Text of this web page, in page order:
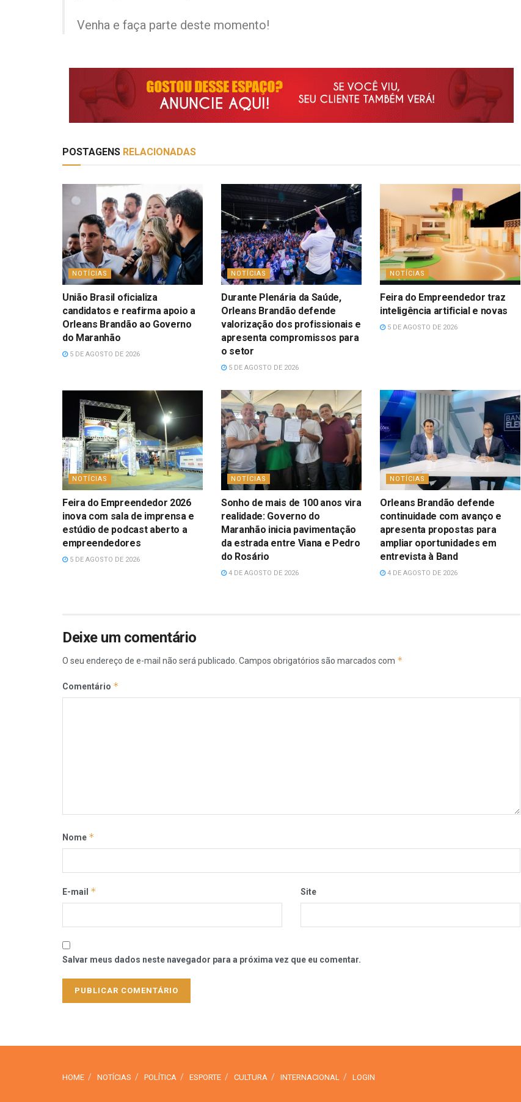
Venha e faça parte deste momento!
POSTAGENS RELACIONADAS
NOTÍCIAS
União Brasil oficializa
candidatos e reafirma apoio a
Orleans Brandão ao Governo
do Maranhão
5 DE AGOSTO DE 2026
NOTÍCIAS
Durante Plenária da Saúde,
Orleans Brandão defende
valorização dos profissionais e
apresenta compromissos para
o setor
5 DE AGOSTO DE 2026
NOTÍCIAS
Feira do Empreendedor traz
inteligência artificial e novas
5 DE AGOSTO DE 2026
NOTÍCIAS
Feira do Empreendedor 2026
inova com sala de imprensa e
estúdio de podcast aberto a
empreendedores
5 DE AGOSTO DE 2026
NOTÍCIAS
Sonho de mais de 100 anos vira
realidade: Governo do
Maranhão inicia pavimentação
da estrada entre Viana e Pedro
do Rosário
4 DE AGOSTO DE 2026
NOTÍCIAS
Orleans Brandão defende
continuidade com avanço e
apresenta propostas para
ampliar oportunidades em
entrevista à Band
4 DE AGOSTO DE 2026
Deixe um comentário
O seu endereço de e-mail não será publicado. Campos obrigatórios são marcados com *
Comentário *
Nome *
E-mail * Site
Salvar meus dados neste navegador para a próxima vez que eu comentar.
HOME NOTÍCIAS POLÍTICA ESPORTE CULTURA INTERNACIONAL LOGIN